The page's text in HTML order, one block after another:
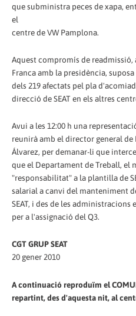
que subministra peces de xapa,
el
centre de VW Pamplona.
Aquest compromís de
Franca amb la presidència,
dels 219 afectats pel pla
direcció de SEAT en els altres
Avui a les 12:00 h una
reunirà amb el director general de
Álvarez, per demanar-li que
que el Departament de Treball, el
"responsabilitat" a la plantilla de
salarial a canvi del manteniment
SEAT, i des de les administracions
per a l'assignació del Q3.
CGT GRUP SEAT
20 gener 2010
A continuació reproduïm el
repartint, des d'aquesta nit, al